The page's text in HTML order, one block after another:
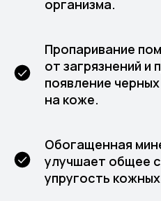
организма.
Пропаривание
от загрязнений и
появление
на коже.
Обогащенная
улучшает общее
упругость